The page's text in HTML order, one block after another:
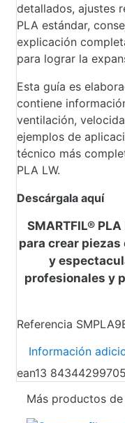
detallados, ajustes
PLA estándar,
explicación
para lograr la
Esta guía es
contiene
ventilación,
ejemplos de
técnico más
PLA LW.
Descárgala aquí
SMARTFIL®
para crear
y
profesionales y
Referencia
Información
ean13
Más productos